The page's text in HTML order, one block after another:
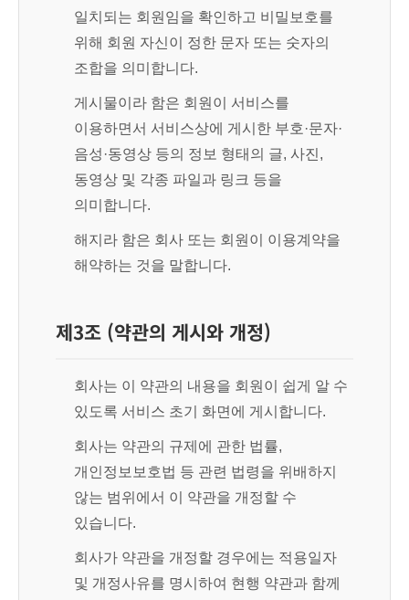
일치되는 회원임을 확인하고 비밀보호를
위해 회원 자신이 정한 문자 또는 숫자의
조합을 의미합니다.
게시물이라 함은 회원이 서비스를
이용하면서 서비스상에 게시한 부호·문자·
음성·동영상 등의 정보 형태의 글, 사진,
동영상 및 각종 파일과 링크 등을
의미합니다.
해지라 함은 회사 또는 회원이 이용계약을
해약하는 것을 말합니다.
제3조 (약관의 게시와 개정)
회사는 이 약관의 내용을 회원이 쉽게 알 수
있도록 서비스 초기 화면에 게시합니다.
회사는 약관의 규제에 관한 법률,
개인정보보호법 등 관련 법령을 위배하지
않는 범위에서 이 약관을 개정할 수
있습니다.
회사가 약관을 개정할 경우에는 적용일자
및 개정사유를 명시하여 현행 약관과 함께